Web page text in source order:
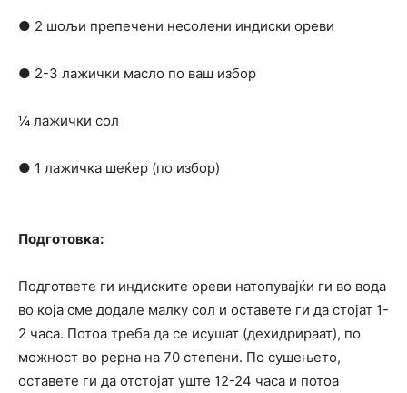
● 2 шољи препечени несолени индиски ореви
● 2-3 лажички масло по ваш избор
¼ лажички сол
● 1 лажичка шеќер (по избор)
Подготовка:
Подгответе ги индиските ореви натопувајќи ги во вода
во која сме додале малку сол и оставете ги да стојат 1-
2 часа. Потоа треба да се исушат (дехидрираат), по
можност во рерна на 70 степени. По сушењето,
оставете ги да отстојат уште 12-24 часа и потоа